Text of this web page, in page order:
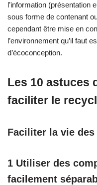
l’information (présentation
sous forme de contenant
cependant être mise en
l’environnement qu’il faut
d’écoconception.
Les 10 astuces
faciliter le
Faciliter la vie
1 Utiliser des
facilement